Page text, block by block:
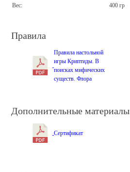
Вес: 400 гр
Правила
Правила настольной
игры Криптиды. В
поисках мифических
существ. Флора
Дополнительные материалы
Сертификат